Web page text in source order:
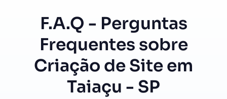
F.A.Q - Perguntas
Frequentes sobre
Criação de Site em
Taiaçu - SP